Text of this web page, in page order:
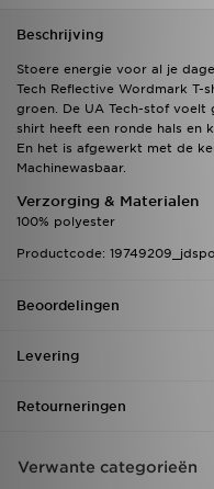
Beschrijving
Stoere energie voor al je
Tech Reflective Wordmark
groen. De UA Tech-stof voelt
shirt heeft een ronde hals en
En het is afgewerkt met de
Machinewasbaar.
Verzorging & Materialen
100% polyester
Productcode:
Beoordelingen
Levering
Retourneringen
Verwante categorieën